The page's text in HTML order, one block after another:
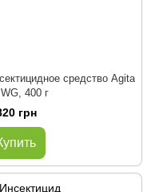
средство Agita
400 г
грн